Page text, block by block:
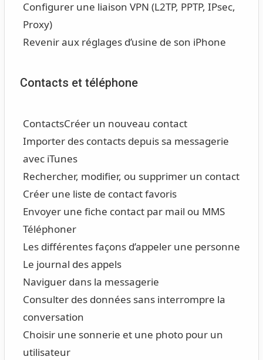
Configurer une liaison VPN (L2TP, PPTP, IPsec,
Proxy)
Revenir aux réglages d’usine de son iPhone
Contacts et téléphone
ContactsCréer un nouveau contact
Importer des contacts depuis sa messagerie
avec iTunes
Rechercher, modifier, ou supprimer un contact
Créer une liste de contact favoris
Envoyer une fiche contact par mail ou MMS
Téléphoner
Les différentes façons d’appeler une personne
Le journal des appels
Naviguer dans la messagerie
Consulter des données sans interrompre la
conversation
Choisir une sonnerie et une photo pour un
utilisateur